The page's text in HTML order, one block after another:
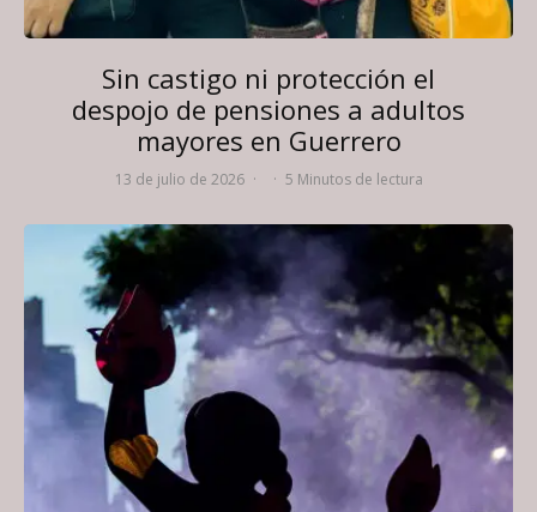
Sin castigo ni protección el
despojo de pensiones a adultos
mayores en Guerrero
13 de julio de 2026 · · 5 Minutos de lectura